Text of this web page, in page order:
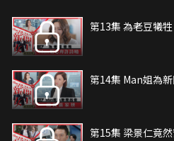
第13集 為老豆犧
第14集 Man姐為
第15集 梁景仁竟